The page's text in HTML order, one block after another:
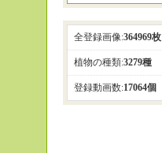
全登録画像:364969枚
植物の種類:3279種
登録動画数:17064個